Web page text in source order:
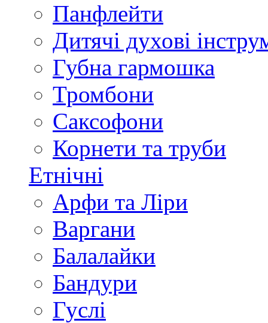
Панфлейти
Дитячі духові
Губна гармошка
Тромбони
Саксофони
Корнети та труби
Етнічні
Арфи та Ліри
Варгани
Балалайки
Бандури
Гуслі